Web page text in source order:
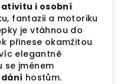
i osobní
fantazii a motoriku
je vtáhnou do
přinese okamžitou
elegantně
se jménem
hostům.